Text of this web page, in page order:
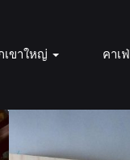
เขาใหญ่ คาเฟ่